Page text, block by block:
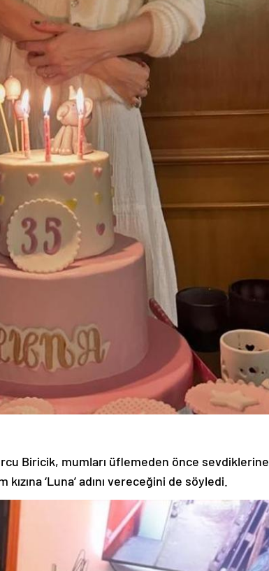
Biricik, mumları üflemeden önce sevdiklerine
‘Luna’ adını vereceğini de söyledi.